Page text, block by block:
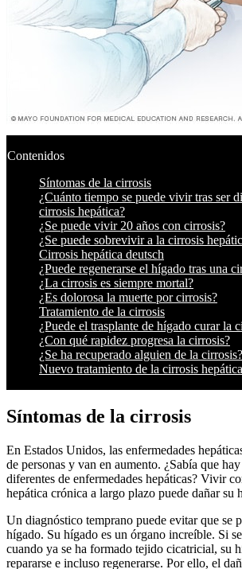
Contenidos
Síntomas de la cirrosis
¿Cuánto tiempo se puede vivir tras ser
cirrosis hepática?
¿Se puede vivir 20 años con cirrosis?
¿Se puede sobrevivir a la cirrosis
Cirrosis hepática deutsch
¿Puede regenerarse el hígado tras una
¿La cirrosis es siempre mortal?
¿Es dolorosa la muerte por cirrosis?
Tratamiento de la cirrosis
¿Puede el trasplante de hígado curar la
¿Con qué rapidez progresa la cirrosis?
¿Se ha recuperado alguien de la cirrosis?
Nuevo tratamiento de la cirrosis hepática
Síntomas de la cirrosis
En Estados Unidos, las enfermedades
de personas y van en aumento. ¿Sabía que
diferentes de enfermedades hepáticas? Vivir
hepática crónica a largo plazo puede dañar su
Un diagnóstico temprano puede evitar que se
hígado. Su hígado es un órgano increíble. Si
cuando ya se ha formado tejido cicatricial, su
repararse e incluso regenerarse. Por ello, el